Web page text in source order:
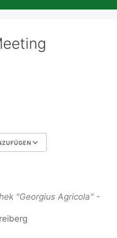
"Georgius Agricola" -